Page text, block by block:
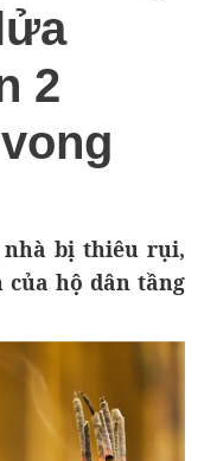
2
nhà bị thiêu rụi,
hộ dân tầng